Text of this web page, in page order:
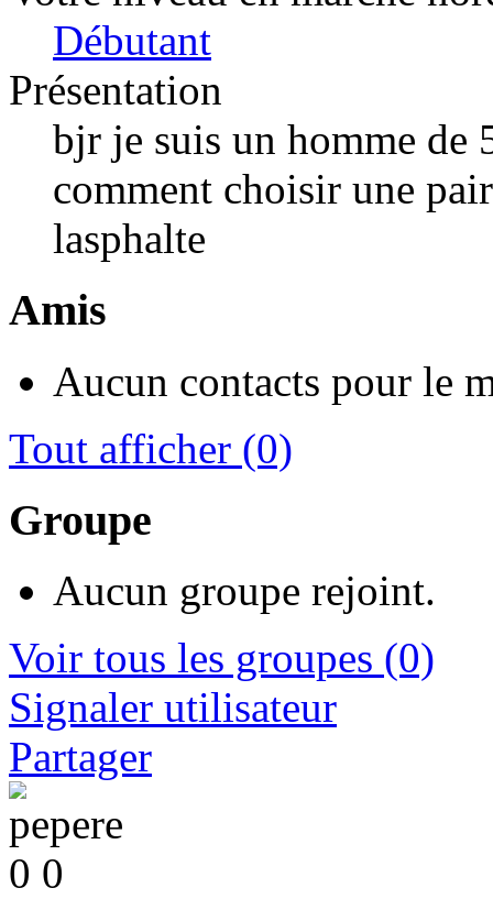
Débutant
Présentation
bjr je suis un homme de
comment choisir une
lasphalte
Amis
Aucun contacts pour le
Tout afficher (0)
Groupe
Aucun groupe rejoint.
Voir tous les groupes (0)
Signaler utilisateur
Partager
0 0